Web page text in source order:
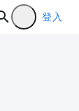
登入